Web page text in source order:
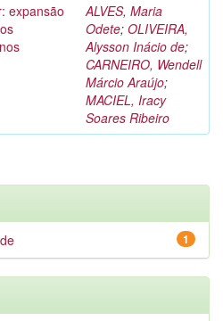
expansão
ALVES, Maria
Odete; OLIVEIRA,
Alysson Inácio de;
CARNEIRO, Wendell
Márcio Araújo;
MACIEL, Iracy
Soares Ribeiro
1